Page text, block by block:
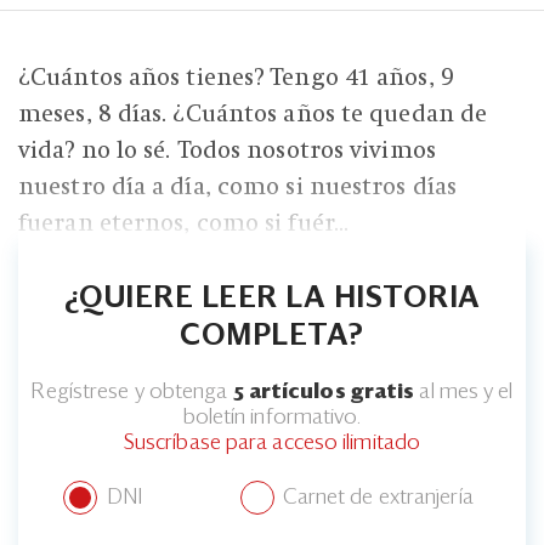
¿Cuántos años tienes? Tengo 41 años, 9
meses, 8 días. ¿Cuántos años te quedan de
vida? no lo sé. Todos nosotros vivimos
nuestro día a día, como si nuestros días
fueran eternos, como si fuér...
¿QUIERE LEER LA HISTORIA
COMPLETA?
Regístrese y obtenga 5 artículos gratis al mes y el
boletín informativo.
Suscríbase para acceso ilimitado
DNI Carnet de extranjería